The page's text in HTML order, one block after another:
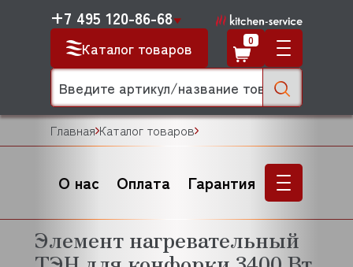
Каталог товаров
+7 495 120-86-68
0
Главная Каталог товаров
О нас Оплата Гарантия
Элемент нагревательный